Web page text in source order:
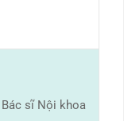
sĩ Nội khoa